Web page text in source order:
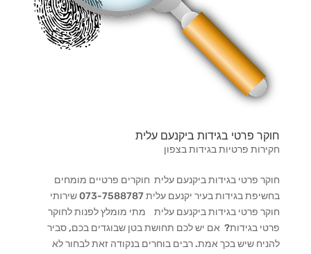
חוקר פרטי בגידות ביקנעם עלית
חקירות פרטיות בגידות בצפון
חוקר פרטי בגידות ביקנעם עלית חוקרים פרטיים מומחים
בחשיפת בגידות בעיר יקנעם עלית 073-7588787 שירותי
חוקר פרטי בגידות ביקנעם עלית מתי מומלץ לפנות לחוקר
פרטי בגידות? אם יש לכם תחושת בטן שבוגדים בכם, סביר
להניח שיש בכך אמת. רבים בוחרים בנקודה זאת לבחור לא